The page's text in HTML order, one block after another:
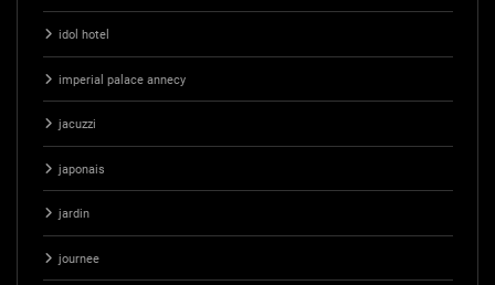
idol hotel
imperial palace annecy
jacuzzi
japonais
jardin
journee